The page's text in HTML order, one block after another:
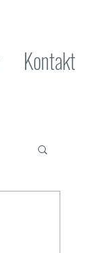
Kontakt